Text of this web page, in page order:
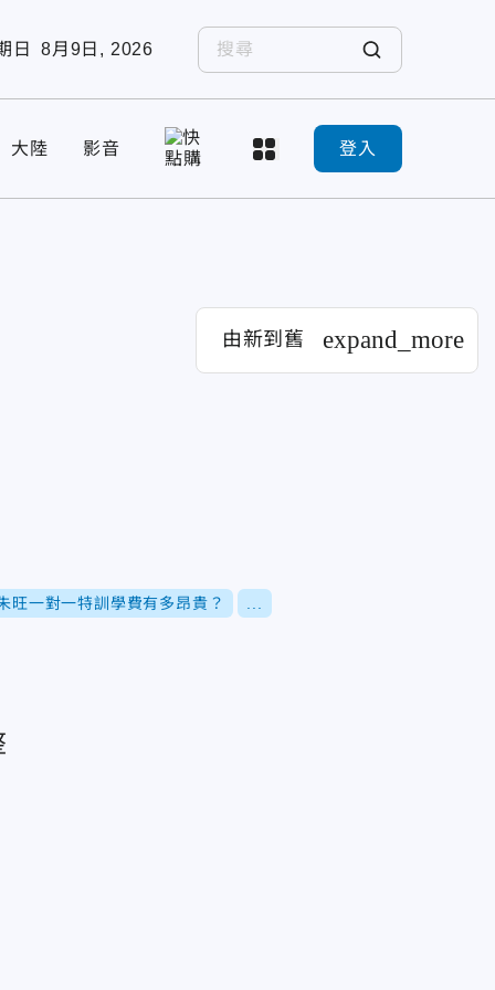
日 8月9日, 2026
大陸 影音 登入
由新到舊 expand_more
旺一對一特訓學費有多昂貴？